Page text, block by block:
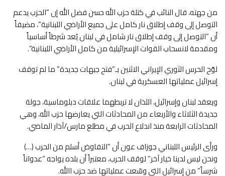
من جهته، قال النائب في كتلة حزب الله حسن فضل الله إن “الحزب يدعم
التوصل إلى وقف إطلاق نار كامل على جميع الأراضي اللبنانية”، مضيفاً
أن “التوصل إلى وقف إطلاق نار شامل في لبنان يُعد شرطاً أساسياً
ومقدمة لانسحاب القوات الإسرائيلية من كامل الأراضي اللبنانية”.
لوّح الحرس الثوري الإيراني الاثنين بـ”فتح جبهات جديدة” ما لم توقف
إسرائيل عملياتها العسكرية في لبنان.
ويعقد لبنان وإسرائيل، اللذان لا تربطهما علاقات دبلوماسية، جولة
جديدة الثلاثاء والأربعاء من المحادثات التي يعارضها حزب الله، وهي
المحادثات الرابعة منذ اندلاع الحرب في مطلع مارس/آذار الماضي.
ورأى الرئيس اللبناني جوزاف عون أن “التفاوض أسلم من الحرب (…)
ونحن ليس لدينا خيار آخر” لوقف الحرب، معتبراً أن بلده يواجه “عدواناً
شرساً” من إسرائيل التي وسّعت عملياتها ضد حزب االله.